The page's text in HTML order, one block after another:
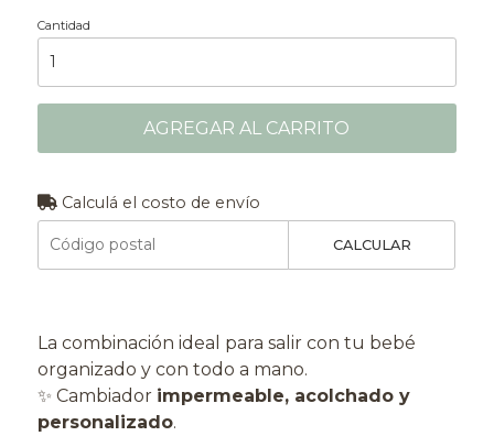
Cantidad
AGREGAR AL CARRITO
Calculá el costo de envío
CALCULAR
La combinación ideal para salir con tu bebé
organizado y con todo a mano.
✨ Cambiador impermeable, acolchado y
personalizado.